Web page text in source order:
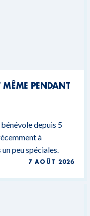
MÊME PENDANT
depuis 5
à
peu spéciales.
7 AOÛT 2026